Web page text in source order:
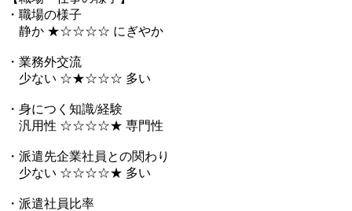
・職場の様子
静か ★☆☆☆☆ にぎやか
・業務外交流
少ない ☆★☆☆☆ 多い
・身につく知識/経験
汎用性 ☆☆☆☆★ 専門性
・派遣先企業社員との関わり
少ない ☆☆☆☆★ 多い
・派遣社員比率